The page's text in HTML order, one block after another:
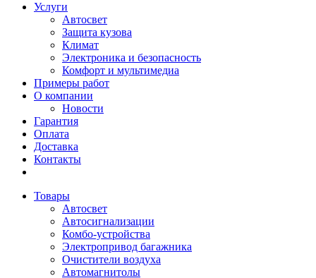
Услуги
Автосвет
Защита кузова
Климат
Электроника и безопасность
Комфорт и мультимедиа
Примеры работ
О компании
Новости
Гарантия
Оплата
Доставка
Контакты
Товары
Автосвет
Автосигнализации
Комбо-устройства
Электропривод багажника
Очистители воздуха
Автомагнитолы